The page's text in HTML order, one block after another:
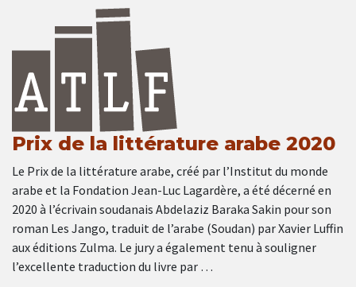
Prix de la littérature arabe 2020
Le Prix de la littérature arabe, créé par l’Institut du monde
arabe et la Fondation Jean-Luc Lagardère, a été décerné en
2020 à l’écrivain soudanais Abdelaziz Baraka Sakin pour son
roman Les Jango, traduit de l’arabe (Soudan) par Xavier Luffin
aux éditions Zulma. Le jury a également tenu à souligner
l’excellente traduction du livre par …